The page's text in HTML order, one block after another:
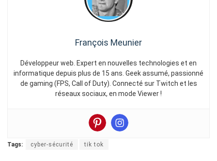
François Meunier
Développeur web. Expert en nouvelles technologies et en
informatique depuis plus de 15 ans. Geek assumé, passionné
de gaming (FPS, Call of Duty). Connecté sur Twitch et les
réseaux sociaux, en mode Viewer !
Tags: cyber-sécurité tik tok